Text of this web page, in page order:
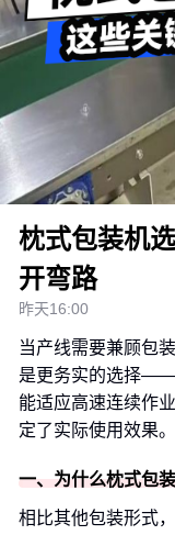
枕式包装机
开弯路
昨天16:00
当产线需要兼顾包
是更务实的选择——
能适应高速连续作
定了实际使用效果。
一、为什么枕式包
相比其他包装形式